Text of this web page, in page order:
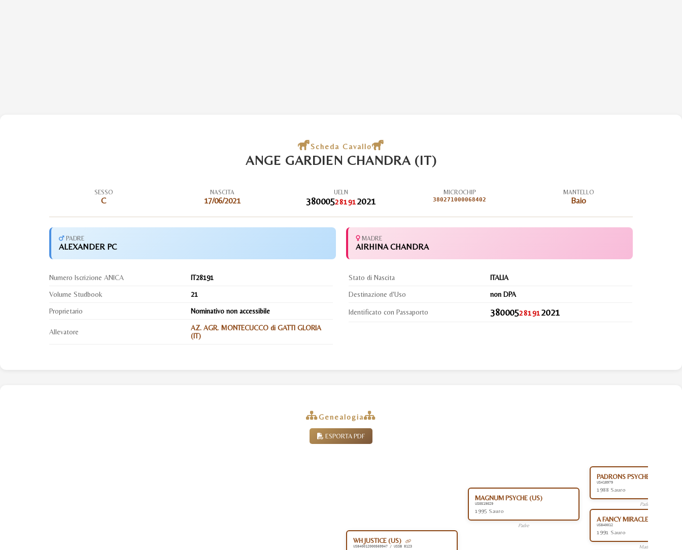
Scheda Cavallo
ANGE GARDIEN CHANDRA (IT)
SESSO
C
NASCITA
17/06/2021
UELN
380005281912021
MICROCHIP
380271000068402
MANTELLO
Baio
PADRE
ALEXANDER PC
MADRE
AIRHINA CHANDRA
Numero Iscrizione ANICA IT28191
Volume Studbook 21
Proprietario Nominativo non accessibile
Allevatore
AZ. AGR. MONTECUCCO di GATTI GLORIA
(IT)
Stato di Nascita ITALIA
Destinazione d'Uso non DPA
Identificato con Passaporto 380005281912021
Genealogia
ESPORTA PDF
WH JUSTICE (US)
US840012000569947 / USSB 8123
MAGNUM PSYCHE (US)
US0519029
1995 Sauro
Padre
PADRONS PSYCHE (US)
US418979
1988 Sauro
Padre
A FANCY MIRACLE (US)
US840012
1991 Sauro
Madre